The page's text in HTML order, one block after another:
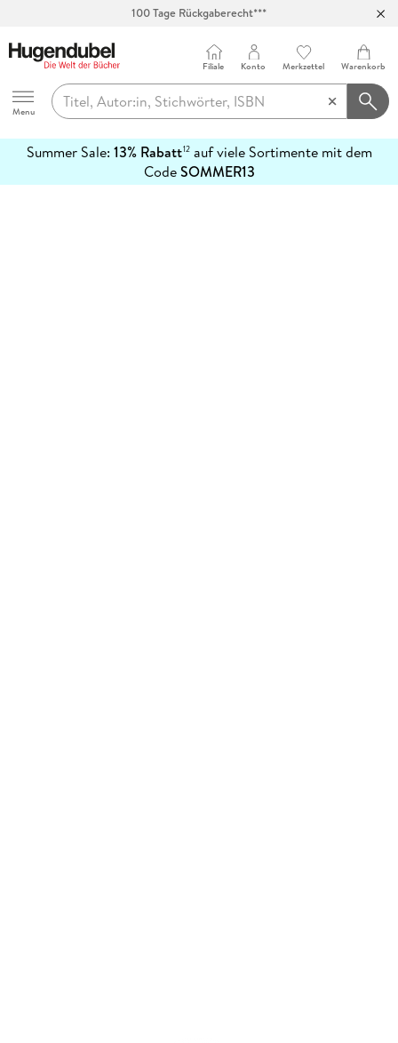
100 Tage Rückgaberecht***
Hugendubel
Menu
Filiale Konto Merkzettel Warenkorb
Summer Sale: 13% Rabatt12auf viele Sortimente mit dem
CodeSOMMER13
erfahren